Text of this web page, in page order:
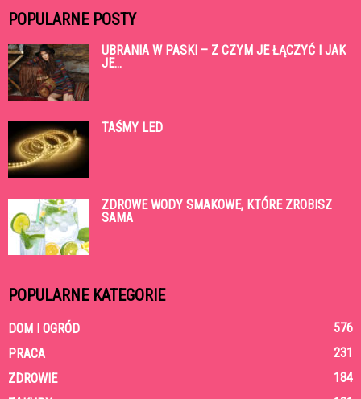
POPULARNE POSTY
UBRANIA W PASKI – Z CZYM JE ŁĄCZYĆ I JAK
JE...
TAŚMY LED
ZDROWE WODY SMAKOWE, KTÓRE ZROBISZ
SAMA
POPULARNE KATEGORIE
DOM I OGRÓD
576
PRACA
231
ZDROWIE
184